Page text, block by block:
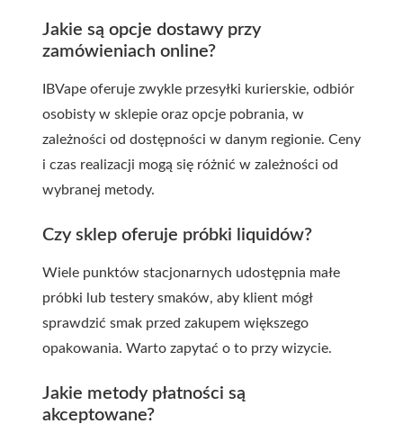
Jakie są opcje dostawy przy
zamówieniach online?
IBVape oferuje zwykle przesyłki kurierskie, odbiór
osobisty w sklepie oraz opcje pobrania, w
zależności od dostępności w danym regionie. Ceny
i czas realizacji mogą się różnić w zależności od
wybranej metody.
Czy sklep oferuje próbki liquidów?
Wiele punktów stacjonarnych udostępnia małe
próbki lub testery smaków, aby klient mógł
sprawdzić smak przed zakupem większego
opakowania. Warto zapytać o to przy wizycie.
Jakie metody płatności są
akceptowane?